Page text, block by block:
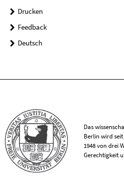
Drucken
Feedback
Deutsch
Das
Berlin wird
1948 von drei
Gerechtigkeit